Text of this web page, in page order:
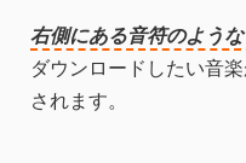
右側にある音符のよう
ダウンロードしたい音
されます。